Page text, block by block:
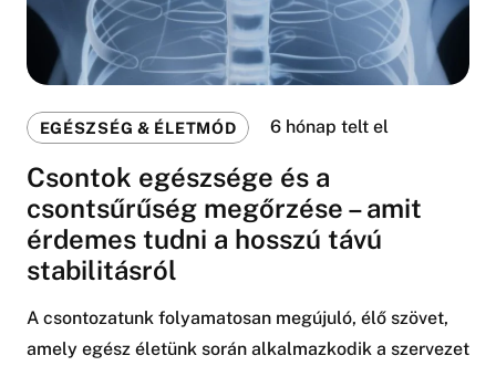
EGÉSZSÉG & ÉLETMÓD 6 hónap telt el
Csontok egészsége és a
csontsűrűség megőrzése – amit
érdemes tudni a hosszú távú
stabilitásról
A csontozatunk folyamatosan megújuló, élő szövet,
amely egész életünk során alkalmazkodik a szervezet